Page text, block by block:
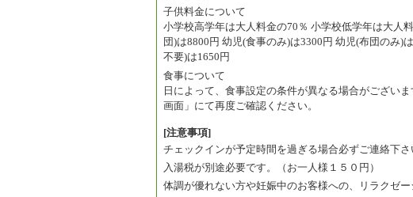
子供料金について
小学校高学年は大人料金の70％ 小学校低学年は大人
団)は8800円 幼児(食事のみ)は3300円 幼児(布団のみ)
不要)は1650円
食事について
日によって、食事設定の条件が異なる場合がござい
画面」にて再度ご確認ください。
[注意事項]
チェックインが予定時間を過ぎる場合必ずご連絡下さ
入湯税が別途必要です。（お一人様１５０円）
体調が優れない方や妊娠中のお客様への、リラクゼ